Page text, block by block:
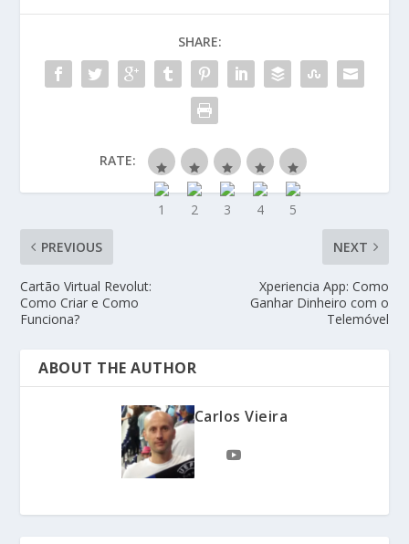
SHARE:
RATE:
PREVIOUS
Cartão Virtual Revolut:
Como Criar e Como
Funciona?
NEXT
Xperiencia App: Como
Ganhar Dinheiro com o
Telemóvel
ABOUT THE AUTHOR
Carlos Vieira